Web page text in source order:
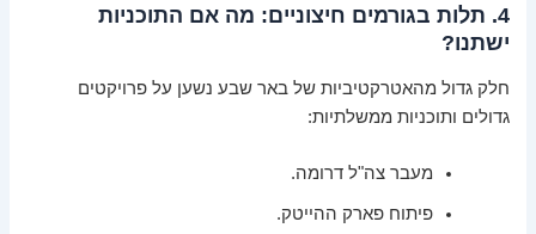
4. תלות בגורמים חיצוניים: מה אם התוכניות
ישתנו?
חלק גדול מהאטרקטיביות של באר שבע נשען על פרויקטים
גדולים ותוכניות ממשלתיות:
מעבר צה"ל דרומה.
פיתוח פארק ההייטק.